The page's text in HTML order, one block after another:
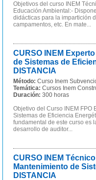
Objetivos del curso INEM
Educación Ambiental:-
didácticas para la impartición
campamentos, etc. En mate...
CURSO INEM
de Sistemas de
DISTANCIA
Método: Curso Inem
Temática: Cursos Inem
Duración: 300 horas
Objetivo del Curso INEM FPO
Sistemas de Eficiencia
fundamental de este curso es
desarrollo de auditor...
CURSO INEM
Mantenimiento de
DISTANCIA